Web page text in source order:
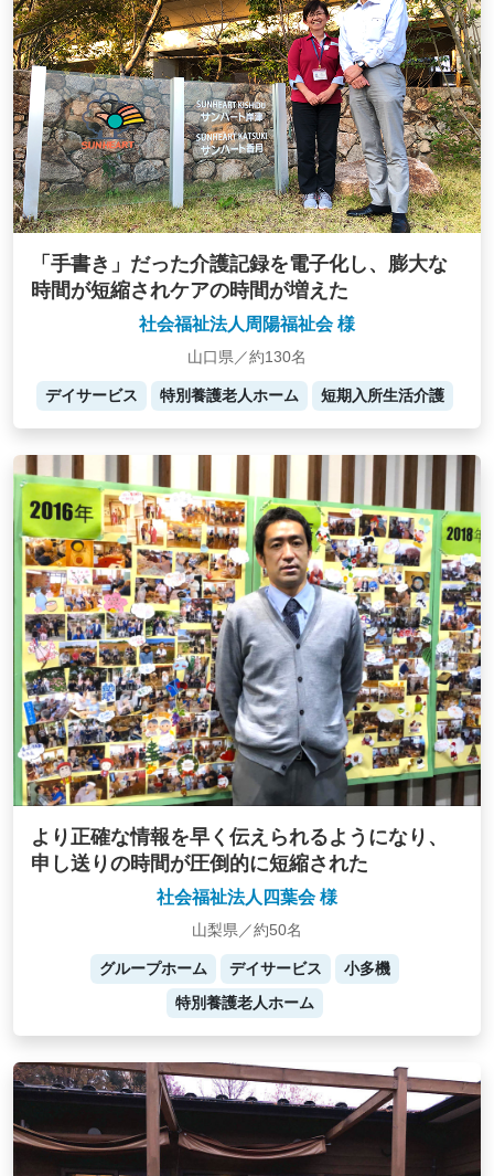
「手書き」だった介護記録を電子化し、膨大な
時間が短縮されケアの時間が増えた
社会福祉法人周陽福祉会 様
山口県／約130名
デイサービス 特別養護老人ホーム 短期入所生活介護
より正確な情報を早く伝えられるようになり、
申し送りの時間が圧倒的に短縮された
社会福祉法人四葉会 様
山梨県／約50名
グループホーム デイサービス
小多機
特別養護老人ホーム